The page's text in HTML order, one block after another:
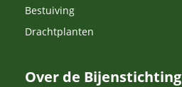
Bestuiving
Drachtplanten
Over de Bijenstichting